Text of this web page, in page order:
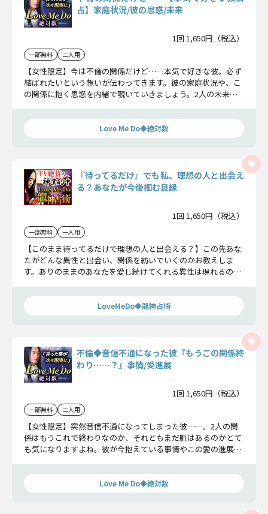
占】家庭状況/彼の思惑/未来
1回 1,650円（税込）
一部無料 二人用
【女性限定】今は不倫の関係だけど……本気で好きな彼。必ず
結ばれたいという想いが伝わってきます。彼の家庭状況や、こ
の関係に抱く思惑を内緒で覗いていきましょう。2人の未来に
Love Me Do◆絶対数
『待ってるだけ』でも私、理想の人と出会え
る？あなたが今後掴む良縁
1回 1,650円（税込）
一部無料 一人用
【このまま待ってるだけで理想の人と出会える？】この先あな
たがどんな異性と出会い、関係を紡いでいくのかお教えしま
す。ありのままのあなたを愛し続けてくれる異性は現れるので
LoveMeDo◆龍神占術
不倫◆音信不通になった彼『もうこの関係終
わり……？』事情/愛進展
1回 1,650円（税込）
一部無料 二人用
【女性限定】突然音信不通になってしまった彼……。2人の関
係はもうこれで終わりなのか、それともまだ脈はあるのかとて
も気になりますよね。彼が今抱えている事情やこの愛の進展有
Love Me Do◆絶対数